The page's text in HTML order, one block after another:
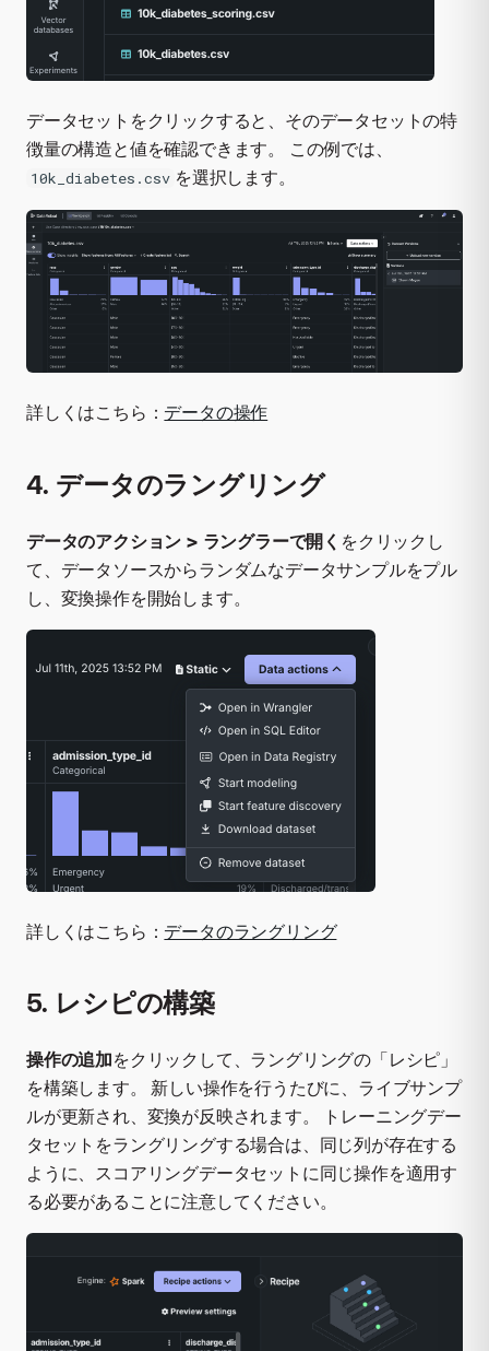
データセットをクリックすると、そのデータセットの特
徴量の構造と値を確認できます。 この例では、
10k_diabetes.csv を選択します。
詳しくはこちら： データの操作
4. データのラングリング
データのアクション > ラングラーで開く をクリックし
て、データソースからランダムなデータサンプルをプル
し、変換操作を開始します。
詳しくはこちら： データのラングリング
5. レシピの構築
操作の追加をクリックして、ラングリングの「レシピ」
を構築します。 新しい操作を行うたびに、ライブサンプ
ルが更新され、変換が反映されます。 トレーニングデー
タセットをラングリングする場合は、同じ列が存在する
ように、スコアリングデータセットに同じ操作を適用す
る必要があることに注意してください。